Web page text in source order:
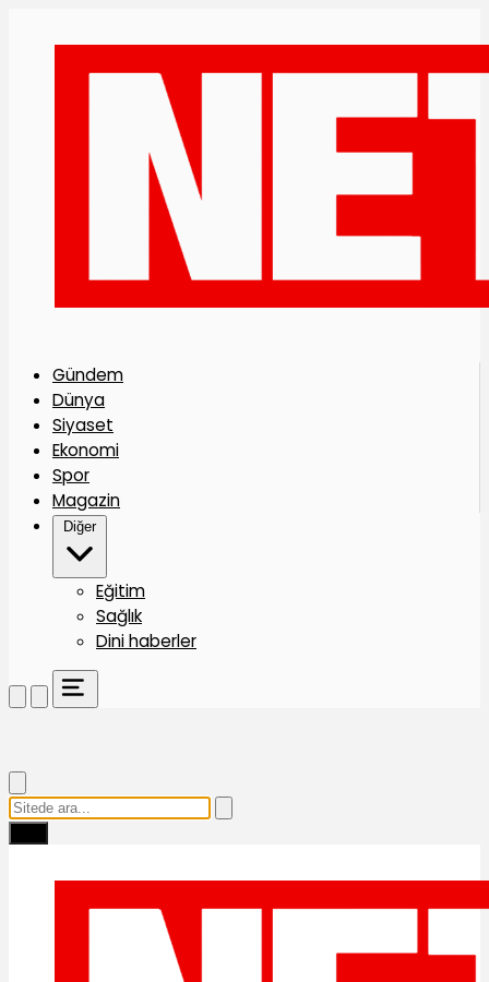
Gündem
Dünya
Siyaset
Ekonomi
Spor
Magazin
Diğer
Eğitim
Sağlık
Dini haberler